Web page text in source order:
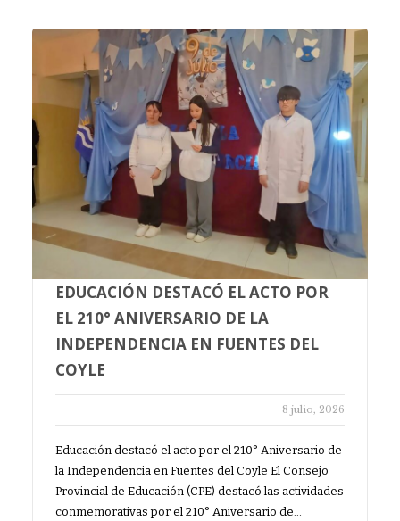
EDUCACIÓN DESTACÓ EL ACTO POR
EL 210° ANIVERSARIO DE LA
INDEPENDENCIA EN FUENTES DEL
COYLE
8 julio, 2026
Educación destacó el acto por el 210° Aniversario de
la Independencia en Fuentes del Coyle El Consejo
Provincial de Educación (CPE) destacó las actividades
conmemorativas por el 210° Aniversario de…